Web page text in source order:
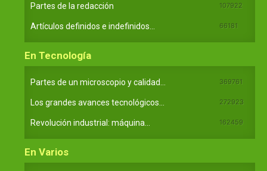
Partes de la redacción 107922
Artículos definidos e indefinidos... 66181
En Tecnología
Partes de un microscopio y calidad... 369761
Los grandes avances tecnológicos... 272923
Revolución industrial: máquina... 162459
En Varios